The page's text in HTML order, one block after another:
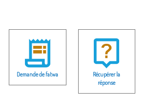
Demande de fatwa
Récupérer la
réponse